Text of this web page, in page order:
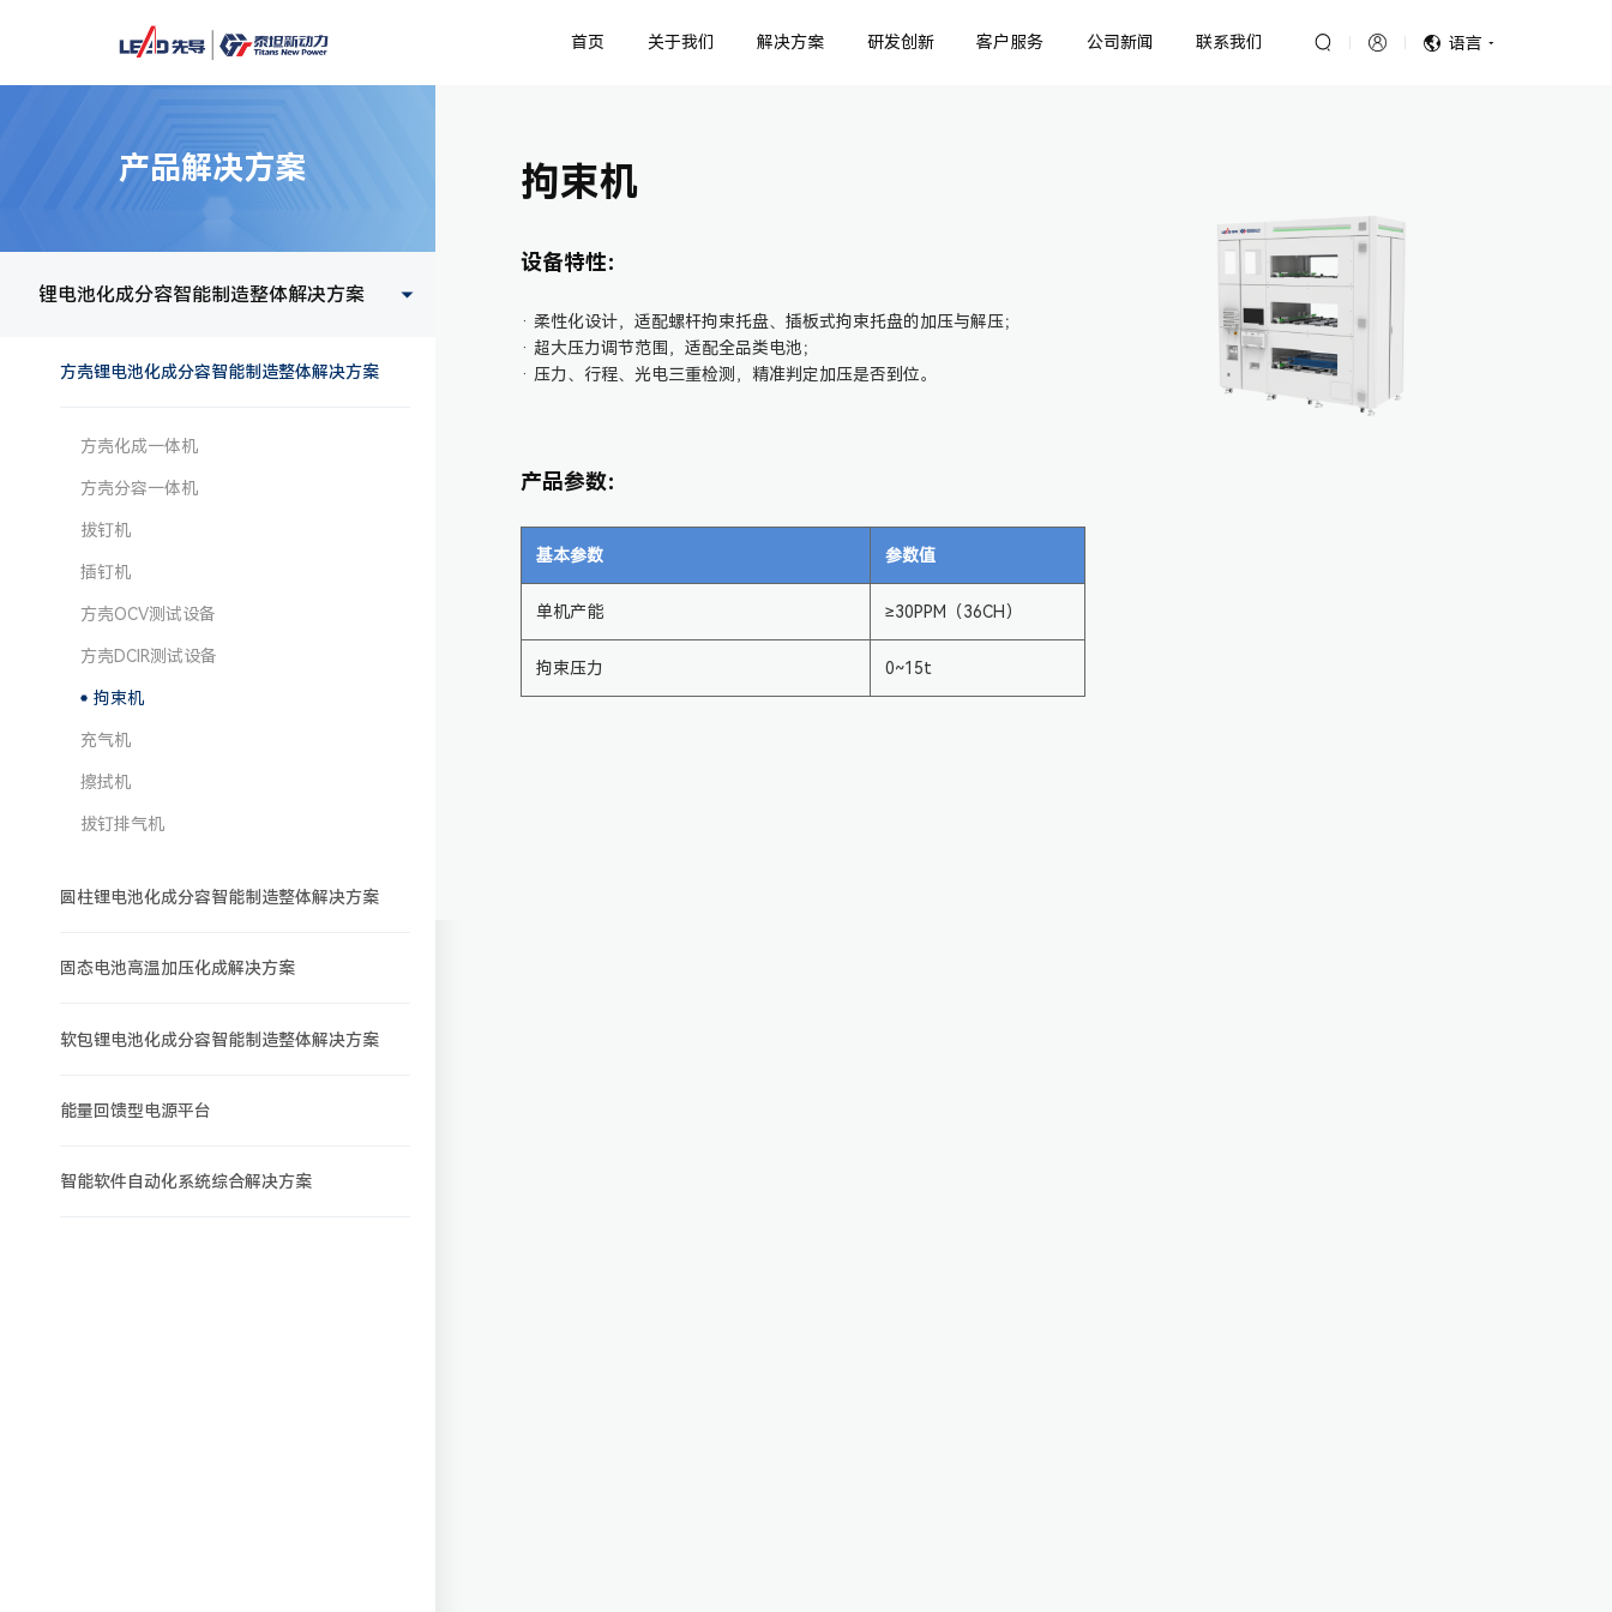
首页 关于我们 解决方案 研发创新 客户服务 公司新闻 联系我们 语言
产品解决方案
锂电池化成分容智能制造整体解决方案
方壳锂电池化成分容智能制造整体解决方案
方壳化成一体机
方壳分容一体机
拔钉机
插钉机
方壳OCV测试设备
方壳DCIR测试设备
拘束机
充气机
擦拭机
拔钉排气机
圆柱锂电池化成分容智能制造整体解决方案
固态电池高温加压化成解决方案
软包锂电池化成分容智能制造整体解决方案
能量回馈型电源平台
智能软件自动化系统综合解决方案
拘束机
设备特性：
· 柔性化设计，适配螺杆拘束托盘、插板式拘束托盘的加压与解压；
· 超大压力调节范围，适配全品类电池；
· 压力、行程、光电三重检测，精准判定加压是否到位。
产品参数：
基本参数 参数值
单机产能 ≥30PPM（36CH）
拘束压力 0~15t